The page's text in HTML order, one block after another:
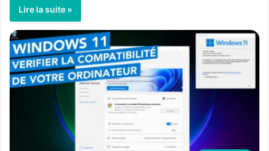
Lire la suite »